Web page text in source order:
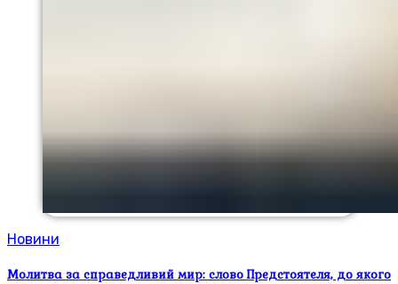
Новини
Молитва за справедливий мир: слово Предстоятеля, до якого